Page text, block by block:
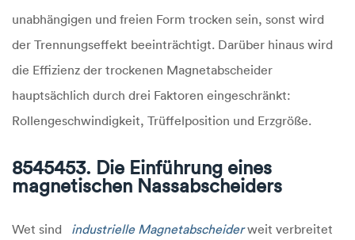
unabhängigen und freien Form trocken sein, sonst wird
der Trennungseffekt beeinträchtigt. Darüber hinaus wird
die Effizienz der trockenen Magnetabscheider
hauptsächlich durch drei Faktoren eingeschränkt:
Rollengeschwindigkeit, Trüffelposition und Erzgröße.
8545453. Die Einführung eines
magnetischen Nassabscheiders
Wet sind industrielle Magnetabscheiderweit verbreitet